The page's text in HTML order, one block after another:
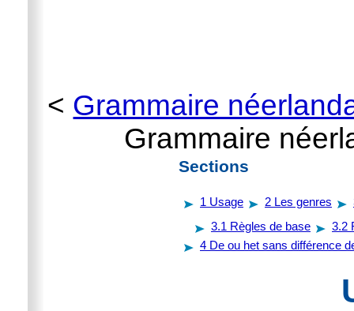
< Grammaire
Grammaire
Sections
1 Usage 2 Les genres
3.1 Règles de base 3.2
4 De ou het sans différence